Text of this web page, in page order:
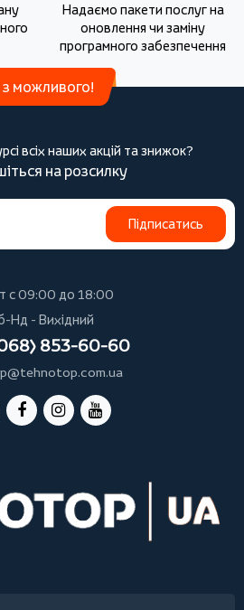
Надаємо пакети послуг на
оновлення чи заміну
програмного забезпечення
можливого!
всіх наших акцій та знижок?
на розсилку
Підписатись
с 09:00 до 18:00
Нд - Вихідний
853-60-60